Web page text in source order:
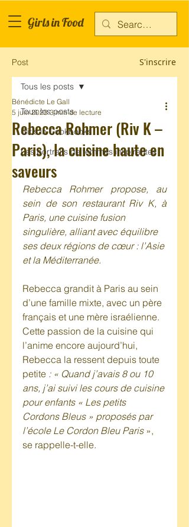
Girls in Food
Post S'inscrire
Tous les posts
Girls in Cookbooks
Les portraits de femmes inspirantes
Tous les posts
Rebecca Rohmer (Riv K –
Paris), la cuisine haute en
saveurs
Bénédicte Le Gall
5 juin 2023 3 min de lecture
Rebecca Rohmer propose, au
sein de son restaurant Riv K, à
Paris, une cuisine fusion
singulière, alliant avec équilibre
ses deux régions de cœur : l’Asie
et la Méditerranée.
Rebecca grandit à Paris au sein
d’une famille mixte, avec un père
français et une mère israélienne.
Cette passion de la cuisine qui
l’anime encore aujourd’hui,
Rebecca la ressent depuis toute
petite : « Quand j’avais 8 ou 10
ans, j’ai suivi les cours de cuisine
pour enfants « Les petits
Cordons Bleus » proposés par
l’école Le Cordon Bleu Paris »,
se rappelle-t-elle.